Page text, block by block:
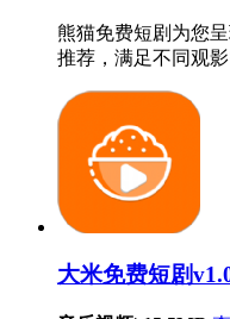
熊猫免费短剧为您
推荐，满足不同观
大米免费短剧